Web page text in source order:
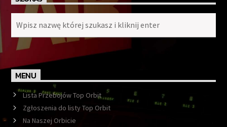
MENU
Lista Przebojów Top Orbit
Zgłoszenia do listy Top Orbit
Na Naszej Orbicie